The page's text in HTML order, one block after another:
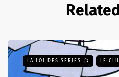
LA LOI DES SÉRIES 📺 LE